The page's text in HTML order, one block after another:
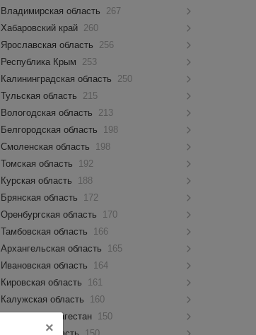
×
Владимирская область
267
Хабаровский край 260
Ярославская область
256
Республика Крым
253
Калининградская область
250
Тульская область
215
Вологодская область
213
Белгородская область
198
Смоленская область
198
Томская область
192
Курская область
188
Брянская область
172
Оренбургская область
170
Тамбовская область
166
Архангельская область
165
Ивановская область
164
Кировская область
161
Калужская область
160
Республика Дагестан 150